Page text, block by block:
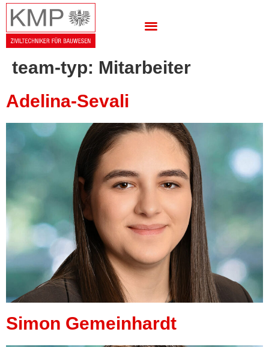
team-typ: Mitarbeiter
Adelina-Sevali
Simon Gemeinhardt